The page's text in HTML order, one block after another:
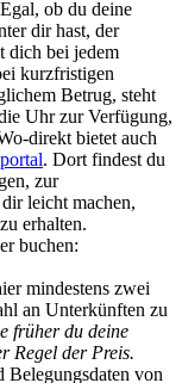
ob du deine
dir hast, der
dich bei jedem
kurzfristigen
Betrug, steht
Uhr zur Verfügung,
direkt bietet auch
. Dort findest du
zur
leicht machen,
erhalten.
buchen:
mindestens zwei
an Unterkünften zu
früher du deine
Regel der Preis.
Belegungsdaten von